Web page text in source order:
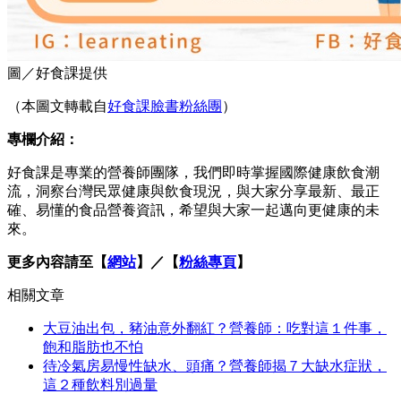
圖／好食課提供
（本圖文轉載自好食課臉書粉絲團 ）
專欄介紹：
好食課是專業的營養師團隊，我們即時掌握國際健康飲食潮
流，洞察台灣民眾健康與飲食現況，與大家分享最新、最正
確、易懂的食品營養資訊，希望與大家一起邁向更健康的未
來。
更多內容請至【網站】／【粉絲專頁】
相關文章
大豆油出包，豬油意外翻紅？營養師：吃對這１件事，
飽和脂肪也不怕
待冷氣房易慢性缺水、頭痛？營養師揭７大缺水症狀，
這２種飲料別過量